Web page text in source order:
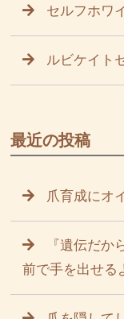
セルフホワ
ルビケイト
最近の投稿
爪育成にオ
『遺伝だか
前で手を出せる